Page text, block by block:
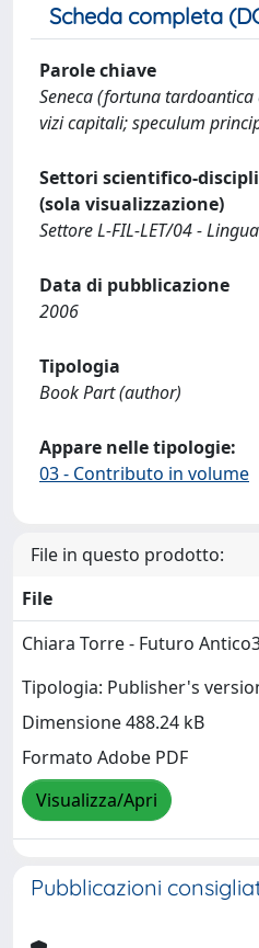
Scheda completa
Parole chiave
Seneca (fortuna tardoantica
vizi capitali; speculum
Settori scientifico-
(sola visualizzazione)
Settore L-FIL-LET/04 -
Data di pubblicazione
2006
Tipologia
Book Part (author)
Appare nelle tipologie:
03 - Contributo in volume
File in questo prodotto:
File
Chiara Torre - Futuro
Tipologia: Publisher's
Dimensione 488.24 kB
Formato Adobe PDF
Visualizza/Apri
Pubblicazioni